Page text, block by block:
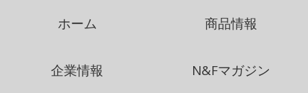
ホーム 商品情報
企業情報 N&Fマガジン